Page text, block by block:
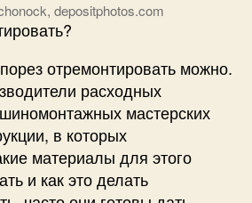
depositphotos.com
отремонтировать можно.
расходных
мастерских
в которых
материалы для этого
и как это делать